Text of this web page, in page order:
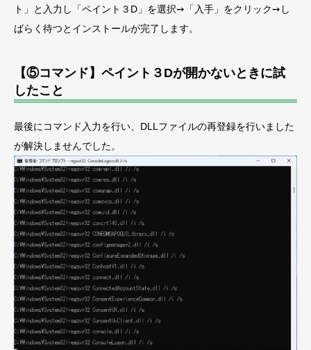
ト」と入力し「ペイント３D」を選択➙「入手」をクリック➙し
ばらく待つとインストールが完了します。
【⑤コマンド】ペイント３Dが開かないときに試
したこと
最後にコマンド入力を行い、DLLファイルの再登録を行いました
が解決しませんでした。